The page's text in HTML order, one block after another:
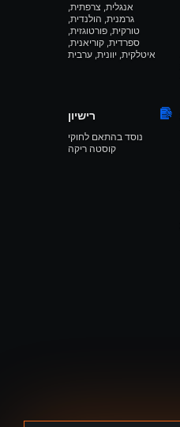
אנגלית, צרפתית,
גרמנית, הולנדית,
טורקית, פורטוגזית,
ספרדית, קוריאנית,
איטלקית, יוונית, ערבית
רישיון
נוסד בהתאם לחוקי
קוסטה ריקה